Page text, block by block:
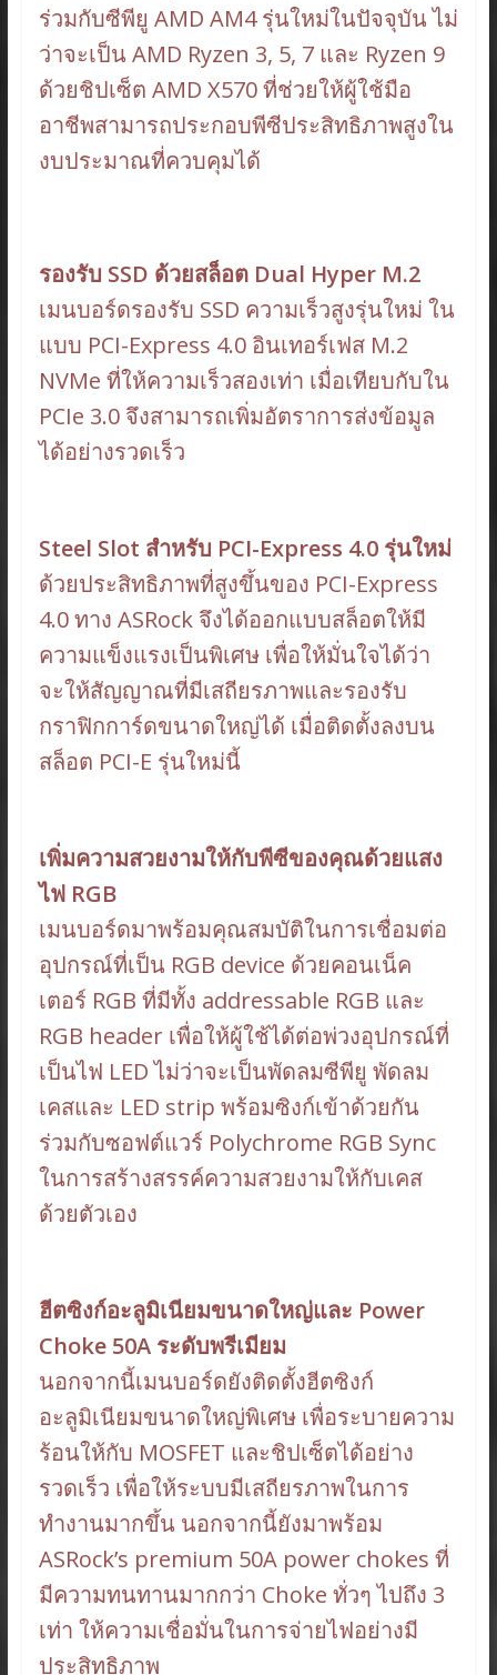
ร่วมกับซีพียู AMD AM4 รุ่นใหม่ในปัจจุบัน ไม่
ว่าจะเป็น AMD Ryzen 3, 5, 7 และ Ryzen 9
ด้วยชิปเซ็ต AMD X570 ที่ช่วยให้ผู้ใช้มือ
อาชีพสามารถประกอบพีซีประสิทธิภาพสูงใน
งบประมาณที่ควบคุมได้
รองรับ SSD ด้วยสล็อต Dual Hyper M.2
เมนบอร์ดรองรับ SSD ความเร็วสูงรุ่นใหม่ ใน
แบบ PCI-Express 4.0 อินเทอร์เฟส M.2
NVMe ที่ให้ความเร็วสองเท่า เมื่อเทียบกับใน
PCIe 3.0 จึงสามารถเพิ่มอัตราการส่งข้อมูล
ได้อย่างรวดเร็ว
Steel Slot สำหรับ PCI-Express 4.0 รุ่นใหม่
ด้วยประสิทธิภาพที่สูงขึ้นของ PCI-Express
4.0 ทาง ASRock จึงได้ออกแบบสล็อตให้มี
ความแข็งแรงเป็นพิเศษ เพื่อให้มั่นใจได้ว่า
จะให้สัญญาณที่มีเสถียรภาพและรองรับ
กราฟิกการ์ดขนาดใหญ่ได้ เมื่อติดตั้งลงบน
สล็อต PCI-E รุ่นใหม่นี้
เพิ่มความสวยงามให้กับพีซีของคุณด้วยแสง
ไฟ RGB
เมนบอร์ดมาพร้อมคุณสมบัติในการเชื่อมต่อ
อุปกรณ์ที่เป็น RGB device ด้วยคอนเน็ค
เตอร์ RGB ที่มีทั้ง addressable RGB และ
RGB header เพื่อให้ผู้ใช้ได้ต่อพ่วงอุปกรณ์ที่
เป็นไฟ LED ไม่ว่าจะเป็นพัดลมซีพียู พัดลม
เคสและ LED strip พร้อมซิงก์เข้าด้วยกัน
ร่วมกับซอฟต์แวร์ Polychrome RGB Sync
ในการสร้างสรรค์ความสวยงามให้กับเคส
ด้วยตัวเอง
ฮีตซิงก์อะลูมิเนียมขนาดใหญ่และ Power
Choke 50A ระดับพรีเมียม
นอกจากนี้เมนบอร์ดยังติดตั้งฮีตซิงก์
อะลูมิเนียมขนาดใหญ่พิเศษ เพื่อระบายความ
ร้อนให้กับ MOSFET และชิปเซ็ตได้อย่าง
รวดเร็ว เพื่อให้ระบบมีเสถียรภาพในการ
ทำงานมากขึ้น นอกจากนี้ยังมาพร้อม
ASRock’s premium 50A power chokes ที่
มีความทนทานมากกว่า Choke ทั่วๆ ไปถึง 3
เท่า ให้ความเชื่อมั่นในการจ่ายไฟอย่างมี
ประสิทธิภาพ